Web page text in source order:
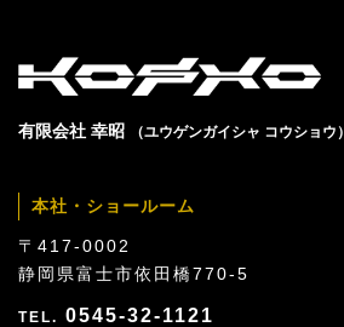
有限会社 幸昭 （ユウゲンガイシャ コウショウ）
本社・ショールーム
〒417-0002
静岡県富士市依田橋770-5
0545-32-1121